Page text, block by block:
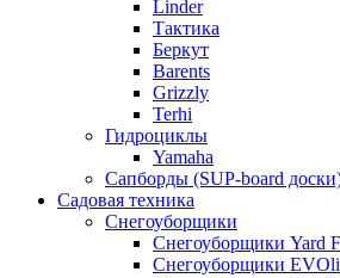
Linder
Тактика
Беркут
Barents
Grizzly
Terhi
Гидроциклы
Yamaha
Сапборды (SUP-board
Садовая техника
Снегоуборщики
Снегоуборщики Yard
Снегоуборщики